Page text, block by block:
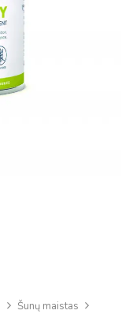
Šunų maistas